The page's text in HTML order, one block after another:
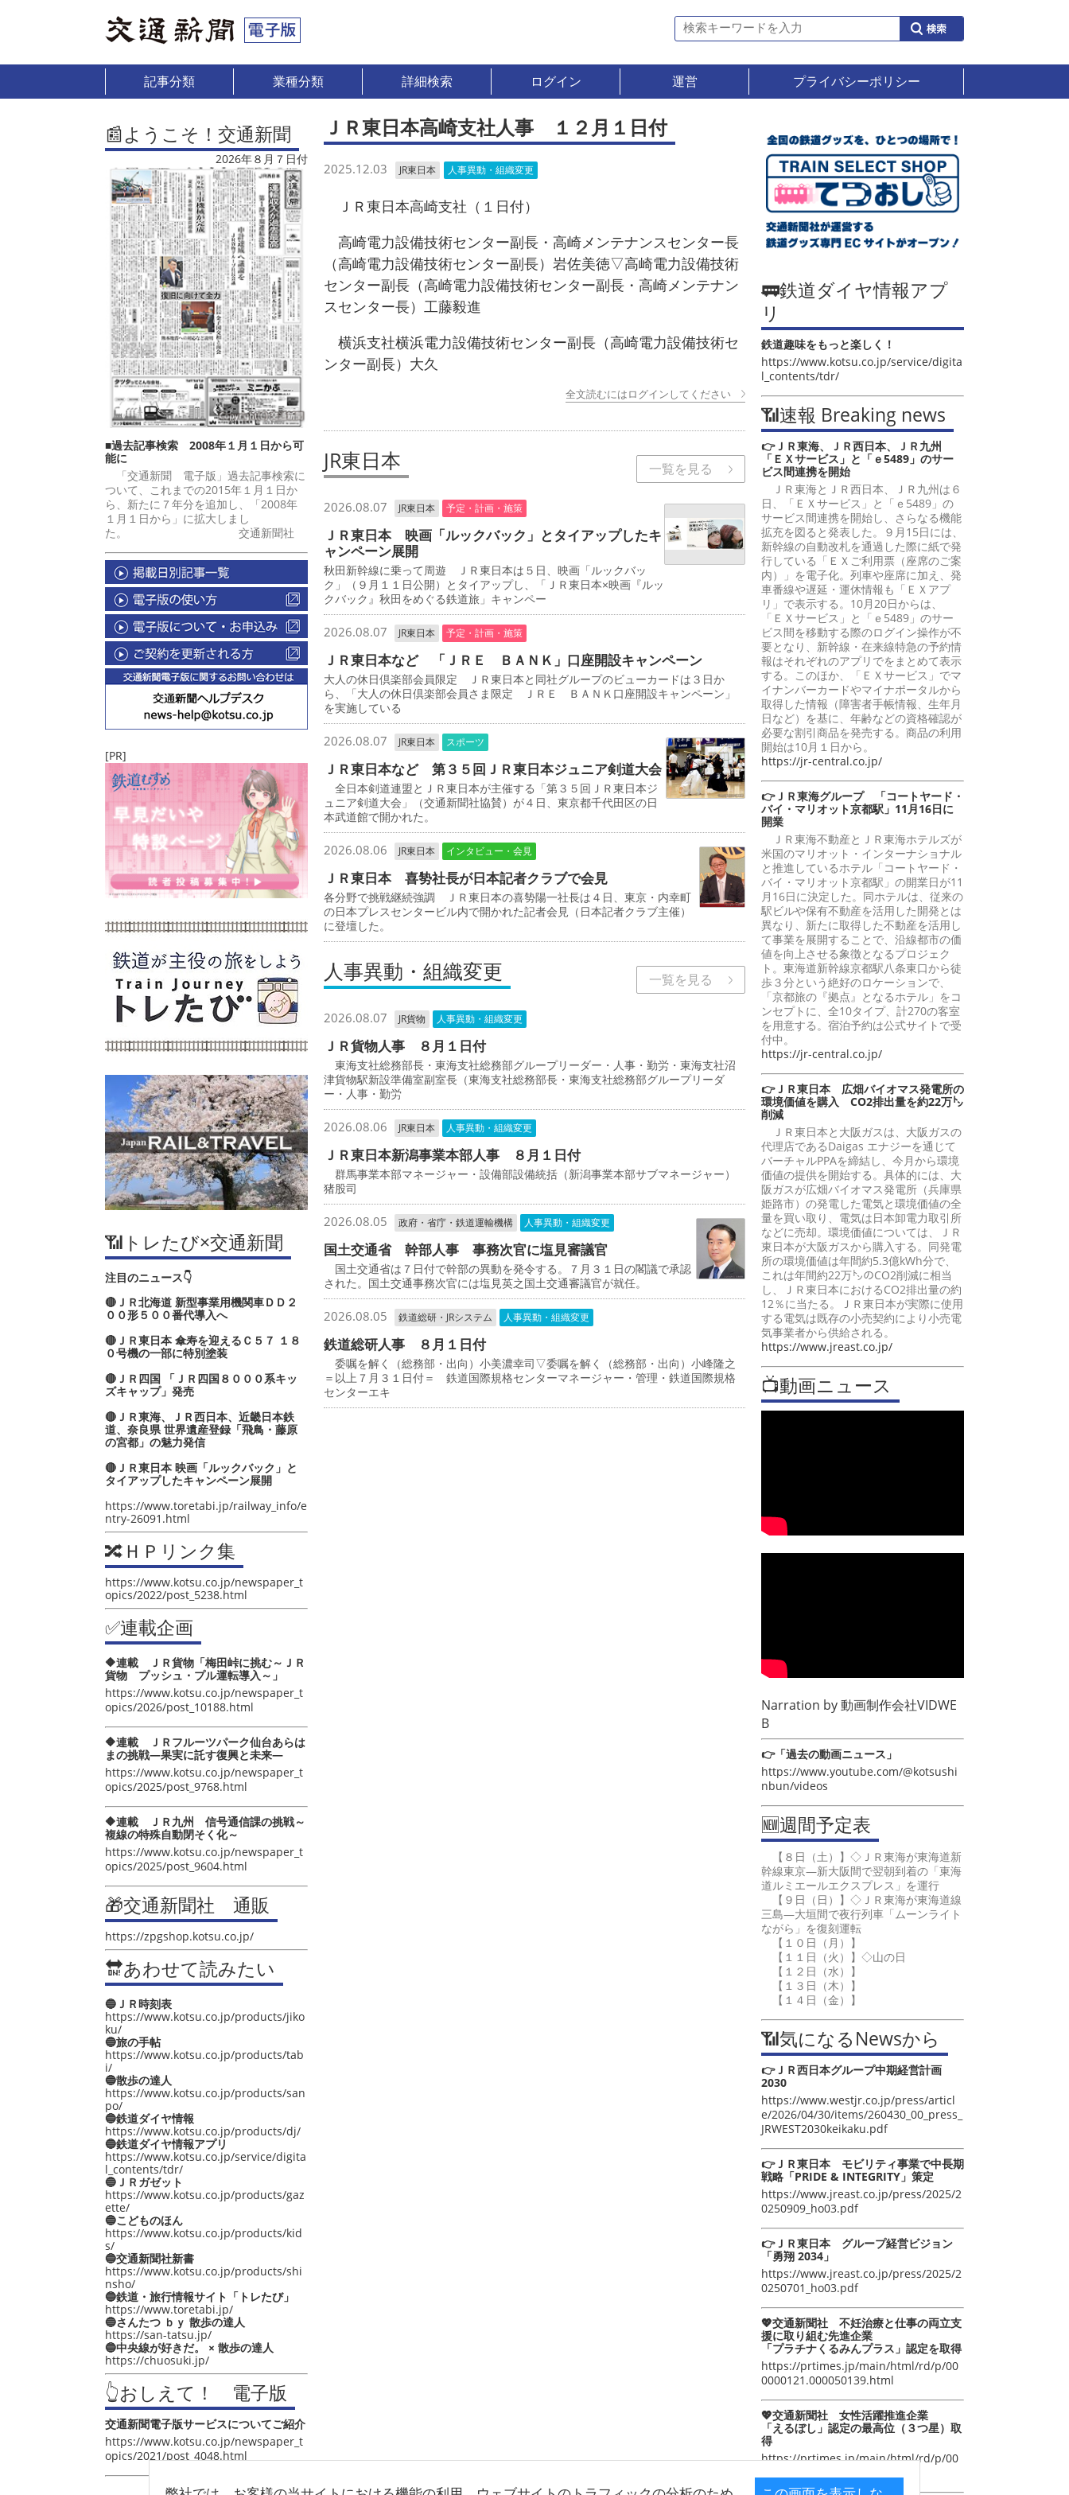
記事分類 業種分類 詳細検索 ログイン 運営 プライバシーポリシー
📰ようこそ！交通新聞
2026年８月７日付
■過去記事検索 2008年１月１日から可
能に
「交通新聞 電子版」過去記事検索に
ついて、これまでの2015年１月１日か
ら、新たに７年分を追加し、「2008年
１月１日から」に拡大しまし
た。 交通新聞社
[PR]
📶トレたび×交通新聞
注目のニュース👇
🔴ＪＲ北海道 新型事業用機関車ＤＤ２
００形５００番代導入へ
🔴ＪＲ東日本 傘寿を迎えるＣ５７ １８
０号機の一部に特別塗装
🔴ＪＲ四国 「ＪＲ四国８０００系キッ
ズキャップ」発売
🔴ＪＲ東海、ＪＲ西日本、近畿日本鉄
道、奈良県 世界遺産登録「飛鳥・藤原
の宮都」の魅力発信
🔴ＪＲ東日本 映画「ルックバック」と
タイアップしたキャンペーン展開
https://www.toretabi.jp/railway_info/e
ntry-26091.html
🔀ＨＰリンク集
https://www.kotsu.co.jp/newspaper_t
opics/2022/post_5238.html
✅連載企画
🔶連載 ＪＲ貨物「梅田峠に挑む～ＪＲ
貨物 プッシュ・プル運転導入～」
https://www.kotsu.co.jp/newspaper_t
opics/2026/post_10188.html
🔶連載 ＪＲフルーツパーク仙台あらは
まの挑戦―果実に託す復興と未来―
https://www.kotsu.co.jp/newspaper_t
opics/2025/post_9768.html
🔶連載 ＪＲ九州 信号通信課の挑戦～
複線の特殊自動閉そく化～
https://www.kotsu.co.jp/newspaper_t
opics/2025/post_9604.html
🎁交通新聞社 通販
https://zpgshop.kotsu.co.jp/
🔛あわせて読みたい
🔵ＪＲ時刻表
https://www.kotsu.co.jp/products/jiko
ku/
🔵旅の手帖
https://www.kotsu.co.jp/products/tab
i/
🔵散歩の達人
https://www.kotsu.co.jp/products/san
po/
🔵鉄道ダイヤ情報
https://www.kotsu.co.jp/products/dj/
🔵鉄道ダイヤ情報アプリ
https://www.kotsu.co.jp/service/digita
l_contents/tdr/
🔵ＪＲガゼット
https://www.kotsu.co.jp/products/gaz
ette/
🔵こどものほん
https://www.kotsu.co.jp/products/kid
s/
🔵交通新聞社新書
https://www.kotsu.co.jp/products/shi
nsho/
🔵鉄道・旅行情報サイト「トレたび」
https://www.toretabi.jp/
🔵さんたつ ｂｙ 散歩の達人
https://san-tatsu.jp/
🔵中央線が好きだ。 × 散歩の達人
https://chuosuki.jp/
👆おしえて！ 電子版
交通新聞電子版サービスについてご紹介
https://www.kotsu.co.jp/newspaper_t
opics/2021/post_4048.html
ＪＲ東日本高崎支社人事 １２月１日付
2025.12.03 JR東日本 人事異動・組織変更
ＪＲ東日本高崎支社（１日付）
高崎電力設備技術センター副長・高崎メンテナンスセンター長
（高崎電力設備技術センター副長）岩佐美徳▽高崎電力設備技術
センター副長（高崎電力設備技術センター副長・高崎メンテナン
スセンター長）工藤毅進
横浜支社横浜電力設備技術センター副長（高崎電力設備技術セ
ンター副長）大久
全文読むにはログインしてください
JR東日本 一覧を見る
2026.08.07 JR東日本 予定・計画・施策
ＪＲ東日本 映画「ルックバック」とタイアップしたキ
ャンペーン展開
秋田新幹線に乗って周遊 ＪＲ東日本は５日、映画「ルックバッ
ク」（９月１１日公開）とタイアップし、「ＪＲ東日本×映画『ルッ
クバック』秋田をめぐる鉄道旅」キャンペー
2026.08.07 JR東日本 予定・計画・施策
ＪＲ東日本など 「ＪＲＥ ＢＡＮＫ」口座開設キャンペーン
大人の休日倶楽部会員限定 ＪＲ東日本と同社グループのビューカードは３日か
ら、「大人の休日倶楽部会員さま限定 ＪＲＥ ＢＡＮＫ口座開設キャンペーン」
を実施している
2026.08.07 JR東日本 スポーツ
ＪＲ東日本など 第３５回ＪＲ東日本ジュニア剣道大会
全日本剣道連盟とＪＲ東日本が主催する「第３５回ＪＲ東日本ジ
ュニア剣道大会」（交通新聞社協賛）が４日、東京都千代田区の日
本武道館で開かれた。
2026.08.06 JR東日本 インタビュー・会見
ＪＲ東日本 喜㔟社長が日本記者クラブで会見
各分野で挑戦継続強調 ＪＲ東日本の喜㔟陽一社長は４日、東京・内幸町
の日本プレスセンタービル内で開かれた記者会見（日本記者クラブ主催）
に登壇した。
人事異動・組織変更 一覧を見る
2026.08.07 JR貨物 人事異動・組織変更
ＪＲ貨物人事 ８月１日付
東海支社総務部長・東海支社総務部グループリーダー・人事・勤労・東海支社沼
津貨物駅新設準備室副室長（東海支社総務部長・東海支社総務部グループリーダ
ー・人事・勤労
2026.08.06 JR東日本 人事異動・組織変更
ＪＲ東日本新潟事業本部人事 ８月１日付
群馬事業本部マネージャー・設備部設備統括（新潟事業本部サブマネージャー）
猪股司
2026.08.05 政府・省庁・鉄道運輸機構 人事異動・組織変更
国土交通省 幹部人事 事務次官に塩見審議官
国土交通省は７日付で幹部の異動を発令する。７月３１日の閣議で承認
された。国土交通事務次官には塩見英之国土交通審議官が就任。
2026.08.05 鉄道総研・JRシステム 人事異動・組織変更
鉄道総研人事 ８月１日付
委嘱を解く（総務部・出向）小美濃幸司▽委嘱を解く（総務部・出向）小峰隆之
＝以上７月３１日付＝ 鉄道国際規格センターマネージャー・管理・鉄道国際規格
センターエキ
🚃鉄道ダイヤ情報アプ
リ
鉄道趣味をもっと楽しく！
https://www.kotsu.co.jp/service/digita
l_contents/tdr/
📶速報 Breaking news
👉ＪＲ東海、ＪＲ西日本、ＪＲ九州
「ＥＸサービス」と「ｅ5489」のサー
ビス間連携を開始
ＪＲ東海とＪＲ西日本、ＪＲ九州は６
日、「ＥＸサービス」と「ｅ5489」の
サービス間連携を開始し、さらなる機能
拡充を図ると発表した。９月15日には、
新幹線の自動改札を通過した際に紙で発
行している「ＥＸご利用票（座席のご案
内）」を電子化。列車や座席に加え、発
車番線や遅延・運休情報も「ＥＸアプ
リ」で表示する。10月20日からは、
「ＥＸサービス」と「ｅ5489」のサー
ビス間を移動する際のログイン操作が不
要となり、新幹線・在来線特急の予約情
報はそれぞれのアプリでをまとめて表示
する。このほか、「ＥＸサービス」でマ
イナンバーカードやマイナポータルから
取得した情報（障害者手帳情報、生年月
日など）を基に、年齢などの資格確認が
必要な割引商品を発売する。商品の利用
開始は10月１日から。
https://jr-central.co.jp/
👉ＪＲ東海グループ 「コートヤード・
バイ・マリオット京都駅」11月16日に
開業
ＪＲ東海不動産とＪＲ東海ホテルズが
米国のマリオット・インターナショナル
と推進しているホテル「コートヤード・
バイ・マリオット京都駅」の開業日が11
月16日に決定した。同ホテルは、従来の
駅ビルや保有不動産を活用した開発とは
異なり、新たに取得した不動産を活用し
て事業を展開することで、沿線都市の価
値を向上させる象徴となるプロジェク
ト。東海道新幹線京都駅八条東口から徒
歩３分という絶好のロケーションで、
「京都旅の『拠点』となるホテル」をコ
ンセプトに、全10タイプ、計270の客室
を用意する。宿泊予約は公式サイトで受
付中。
https://jr-central.co.jp/
👉ＪＲ東日本 広畑バイオマス発電所の
環境価値を購入 CO2排出量を約22万㌧
削減
ＪＲ東日本と大阪ガスは、大阪ガスの
代理店であるDaigas エナジーを通じて
バーチャルPPAを締結し、今月から環境
価値の提供を開始する。具体的には、大
阪ガスが広畑バイオマス発電所（兵庫県
姫路市）の発電した電気と環境価値の全
量を買い取り、電気は日本卸電力取引所
などに売却。環境価値については、ＪＲ
東日本が大阪ガスから購入する。同発電
所の環境価値は年間約5.3億kWh分で、
これは年間約22万㌧のCO2削減に相当
し、ＪＲ東日本におけるCO2排出量の約
12％に当たる。ＪＲ東日本が実際に使用
する電気は既存の小売契約により小売電
気事業者から供給される。
https://www.jreast.co.jp/
📺動画ニュース
Narration by動画制作会社VIDWE
B
👉「過去の動画ニュース」
https://www.youtube.com/@kotsushi
nbun/videos
🆕週間予定表
【８日（土）】◇ＪＲ東海が東海道新
幹線東京―新大阪間で翌朝到着の「東海
道ルミエールエクスプレス」を運行
【９日（日）】◇ＪＲ東海が東海道線
三島―大垣間で夜行列車「ムーンライト
ながら」を復刻運転
【１０日（月）】
【１１日（火）】◇山の日
【１２日（水）】
【１３日（木）】
【１４日（金）】
📶気になるNewsから
👉ＪＲ西日本グループ中期経営計画
2030
https://www.westjr.co.jp/press/articl
e/2026/04/30/items/260430_00_press_
JRWEST2030keikaku.pdf
👉ＪＲ東日本 モビリティ事業で中長期
戦略「PRIDE & INTEGRITY」策定
https://www.jreast.co.jp/press/2025/2
0250909_ho03.pdf
👉ＪＲ東日本 グループ経営ビジョン
「勇翔 2034」
https://www.jreast.co.jp/press/2025/2
0250701_ho03.pdf
💖交通新聞社 不妊治療と仕事の両立支
援に取り組む先進企業
「プラチナくるみんプラス」認定を取得
https://prtimes.jp/main/html/rd/p/00
0000121.000050139.html
💖交通新聞社 女性活躍推進企業
「えるぼし」認定の最高位（３つ星）取
得
https://prtimes.jp/main/html/rd/p/00